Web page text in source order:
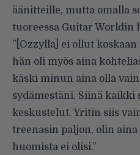
äänitteille, mutta omalla
tuoreessa Guitar Worldin
”[Ozzylla] ei ollut
hän oli myös aina
käski minun aina olla
sydämestäni. Siinä
keskustelut. Yritin siis
treenasin paljon, olin
huomista ei olisi.”